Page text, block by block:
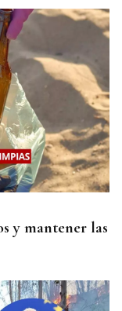
y mantener las